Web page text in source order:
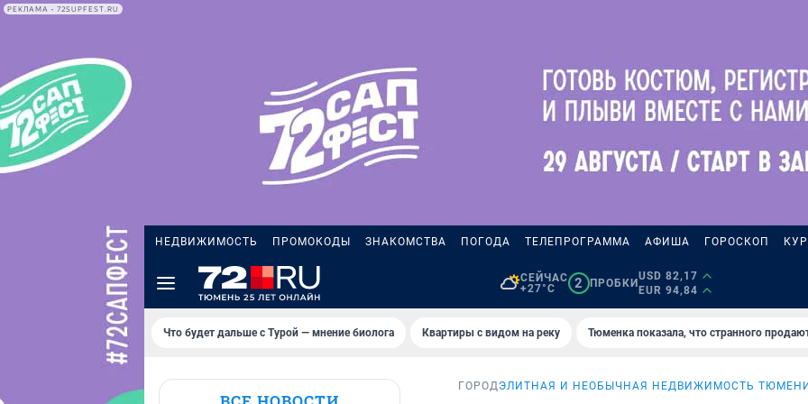
РЕКЛАМА • 72SUPFEST.RU
НЕДВИЖИМОСТЬ ПРОМОКОДЫ ЗНАКОМСТВА ПОГОДА ТЕЛЕПРОГРАММА АФИША ГОРОСКОП
СЕЙЧАС
+27°C
2 ПРОБКИ
USD 82,17
EUR 94,84
Что будет дальше с Турой — мнение биолога Квартиры с видом на реку Тюменка показала, что странного
ГОРОДЭЛИТНАЯ И НЕОБЫЧНАЯ НЕДВИЖИМОСТЬ ТЮМЕНИ